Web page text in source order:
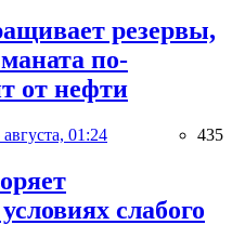
резервы,
по-
от нефти
августа, 01:24 435
слабого